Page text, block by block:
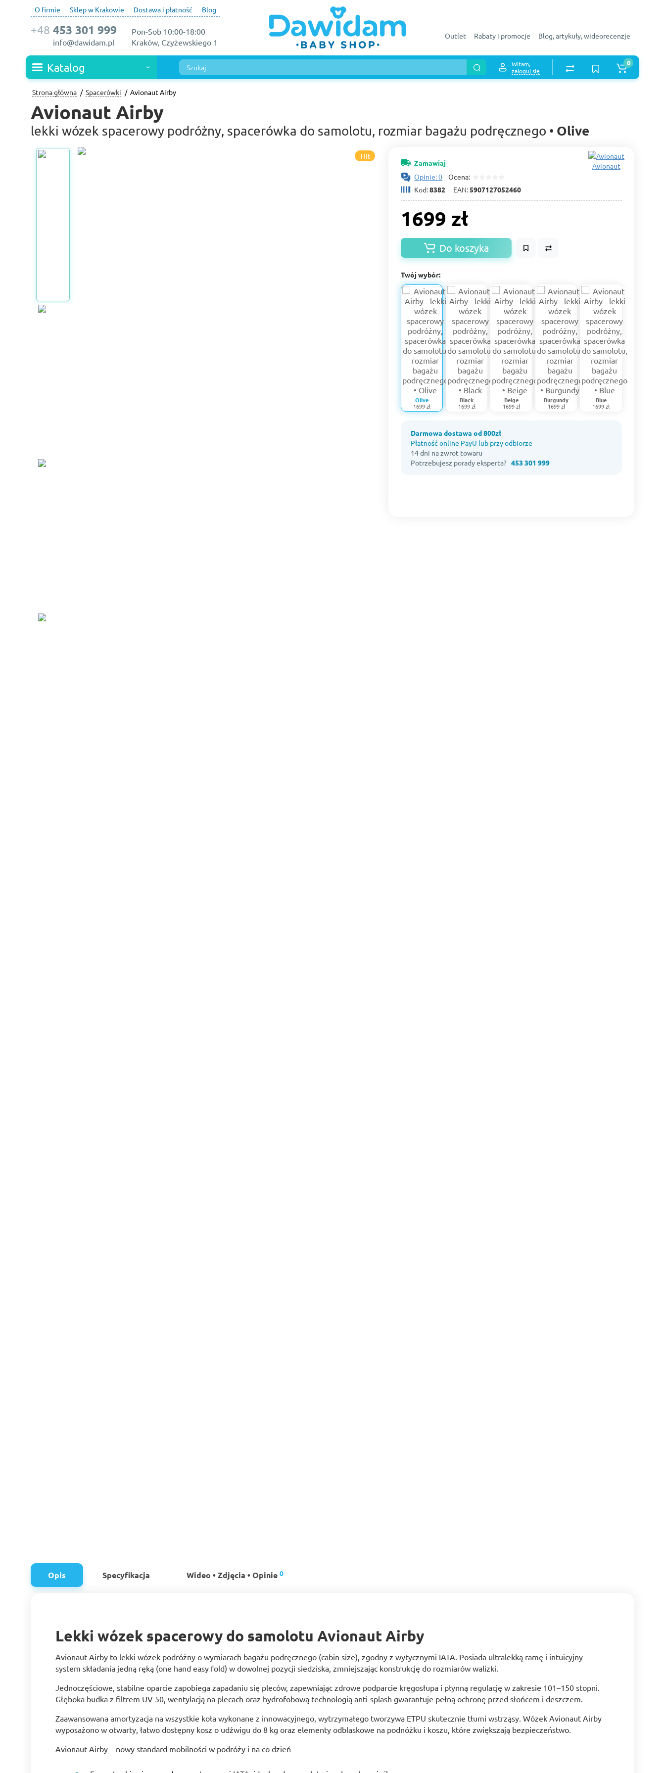
O firmie Sklep w Krakowie Dostawa i płatność Blog
Pon-Sob 10:00-18:00
Kraków, Czyżewskiego 1
+48 453 301 999
info@dawidam.pl
Outlet Rabaty i promocje Blog, artykuły, wideorecenzje
Katalog
Witam,
zaloguj się
0
Strona główna Spacerówki Avionaut Airby
Avionaut Airby
lekki wózek spacerowy podróżny, spacerówka do samolotu, rozmiar bagażu podręcznego • Olive
Hit
Zamawiaj
Opinie: 0 Ocena:
Kod:8382 EAN:5907127052460
Avionaut
1699 zł
Do koszyka
Twój wybór:
Olive
1699 zł
Black
1699 zł
Beige
1699 zł
Burgundy
1699 zł
Blue
1699 zł
Darmowa dostawa od 800zł
Płatność online PayU lub przy odbiorze
14 dni na zwrot towaru
Potrzebujesz porady eksperta?453 301 999
Opis Specyfikacja Wideo • Zdjęcia • Opinie 0
Lekki wózek spacerowy do samolotu Avionaut Airby
Avionaut Airby to lekki wózek podróżny o wymiarach bagażu podręcznego (cabin size), zgodny z wytycznymi IATA. Posiada ultralekką ramę i intuicyjny
system składania jedną ręką (one hand easy fold) w dowolnej pozycji siedziska, zmniejszając konstrukcję do rozmiarów walizki.
Jednoczęściowe, stabilne oparcie zapobiega zapadaniu się pleców, zapewniając zdrowe podparcie kręgosłupa i płynną regulację w zakresie 101–150 stopni.
Głęboka budka z filtrem UV 50, wentylacją na plecach oraz hydrofobową technologią anti-splash gwarantuje pełną ochronę przed słońcem i deszczem.
Zaawansowana amortyzacja na wszystkie koła wykonane z innowacyjnego, wytrzymałego tworzywa ETPU skutecznie tłumi wstrząsy. Wózek Avionaut Airby
wyposażono w otwarty, łatwo dostępny kosz o udźwigu do 8 kg oraz elementy odblaskowe na podnóżku i koszu, które zwiększają bezpieczeństwo.
Avionaut Airby – nowy standard mobilności w podróży i na co dzień